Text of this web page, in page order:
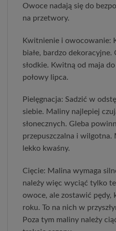
Owoce nadają się do
na przetwory.
Kwitnienie i owocowanie:
białe, bardzo dekoracyjne.
słodkie. Kwitną od maja
połowy lipca.
Pielęgnacja: Sadzić w
siebie. Maliny najlepiej
słonecznych. Gleba
przepuszczalna i wilgotna.
lekko kwaśny.
Cięcie: Malina wymaga
należy więc wyciąć tylko
owoce, ale zostawić pędy,
roku. To na nich w
Poza tym maliny należy